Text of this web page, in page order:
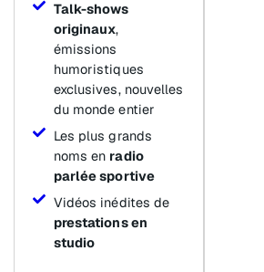
Talk-shows
originaux,
émissions
humoristiques
exclusives, nouvelles
du monde entier
Les plus grands
noms en radio
parlée sportive
Vidéos inédites de
prestations en
studio